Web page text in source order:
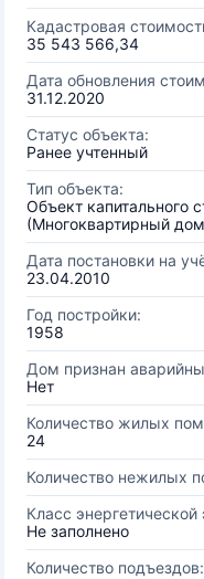
Кадастровая
35 543 566,34
Дата обновления
31.12.2020
Статус объекта:
Ранее учтенный
Тип объекта:
Объект капитального
(Многоквартирный
Дата постановки на
23.04.2010
Год постройки:
1958
Дом признан
Нет
Количество жилых
24
Количество нежилых
Класс
Не заполнено
Количество подъездов: